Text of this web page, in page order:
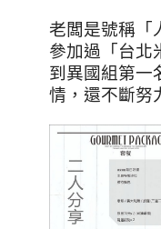
老闆是號稱「
參加過 「台北
到異國組第一
情，還不斷努